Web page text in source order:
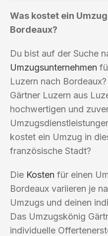
Was kostet ein
Bordeaux?
Du bist auf der Suche
Umzugsunternehmen
Luzern nach
Gärtner Luzern aus
hochwertigen und
kostet ein Umzug in
französische Stadt?
Die Kosten für einen
Bordeaux variieren je
Umzugs und deinen
Das Umzugskönig
individuelle